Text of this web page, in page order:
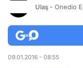
Ulaş - Onedio
09.01.2016 - 08:55